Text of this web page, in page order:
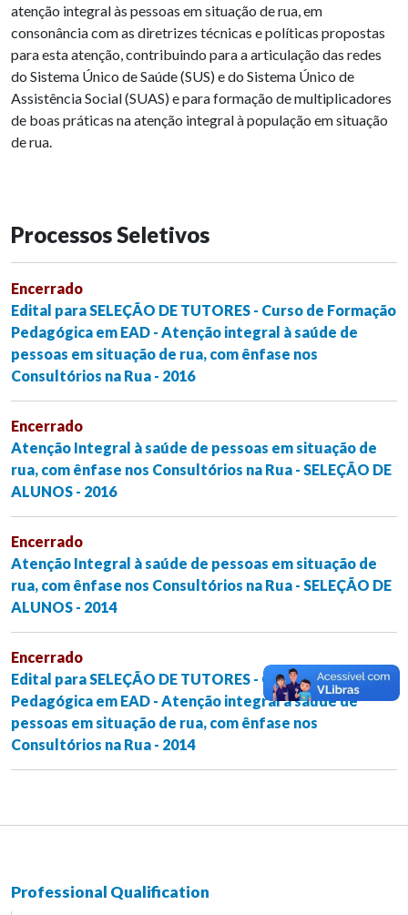
atenção integral às pessoas em situação de rua, em
consonância com as diretrizes técnicas e políticas propostas
para esta atenção, contribuindo para a articulação das redes
do Sistema Único de Saúde (SUS) e do Sistema Único de
Assistência Social (SUAS) e para formação de multiplicadores
de boas práticas na atenção integral à população em situação
de rua.
Processos Seletivos
Encerrado
Edital para SELEÇÃO DE TUTORES - Curso de Formação
Pedagógica em EAD - Atenção integral à saúde de
pessoas em situação de rua, com ênfase nos
Consultórios na Rua - 2016
Encerrado
Atenção Integral à saúde de pessoas em situação de
rua, com ênfase nos Consultórios na Rua - SELEÇÃO DE
ALUNOS - 2016
Encerrado
Atenção Integral à saúde de pessoas em situação de
rua, com ênfase nos Consultórios na Rua - SELEÇÃO DE
ALUNOS - 2014
Encerrado
Edital para SELEÇÃO DE TUTORES - Curso de Formação
Pedagógica em EAD - Atenção integral à saúde de
pessoas em situação de rua, com ênfase nos
Consultórios na Rua - 2014
Professional Qualification